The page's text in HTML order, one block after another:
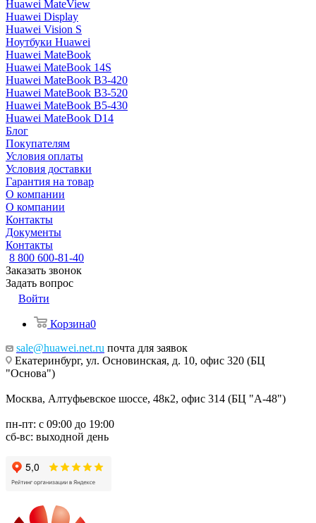
Huawei MateView
Huawei Display
Huawei Vision S
Ноутбуки Huawei
Huawei MateBook
Huawei MateBook 14S
Huawei MateBook B3-420
Huawei MateBook B3-520
Huawei MateBook B5-430
Huawei MateBook D14
Блог
Покупателям
Условия оплаты
Условия доставки
Гарантия на товар
О компании
О компании
Контакты
Документы
Контакты
8 800 600-81-40
Заказать звонок
Задать вопрос
Войти
Корзина0
sale@huawei.net.ru почта для заявок
Екатеринбург, ул. Основинская, д. 10, офис 320 (БЦ
"Основа")
Москва, Алтуфьевское шоссе, 48к2, офис 314 (БЦ "А-48")
пн-пт: с 09:00 до 19:00
сб-вс: выходной день